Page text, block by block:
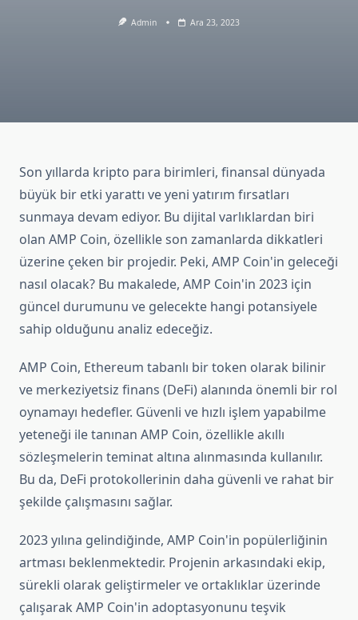
Admin Ara 23, 2023
Son yıllarda kripto para birimleri, finansal dünyada
büyük bir etki yarattı ve yeni yatırım fırsatları
sunmaya devam ediyor. Bu dijital varlıklardan biri
olan AMP Coin, özellikle son zamanlarda dikkatleri
üzerine çeken bir projedir. Peki, AMP Coin'in geleceği
nasıl olacak? Bu makalede, AMP Coin'in 2023 için
güncel durumunu ve gelecekte hangi potansiyele
sahip olduğunu analiz edeceğiz.
AMP Coin, Ethereum tabanlı bir token olarak bilinir
ve merkeziyetsiz finans (DeFi) alanında önemli bir rol
oynamayı hedefler. Güvenli ve hızlı işlem yapabilme
yeteneği ile tanınan AMP Coin, özellikle akıllı
sözleşmelerin teminat altına alınmasında kullanılır.
Bu da, DeFi protokollerinin daha güvenli ve rahat bir
şekilde çalışmasını sağlar.
2023 yılına gelindiğinde, AMP Coin'in popülerliğinin
artması beklenmektedir. Projenin arkasındaki ekip,
sürekli olarak geliştirmeler ve ortaklıklar üzerinde
çalışarak AMP Coin'in adoptasyonunu teşvik